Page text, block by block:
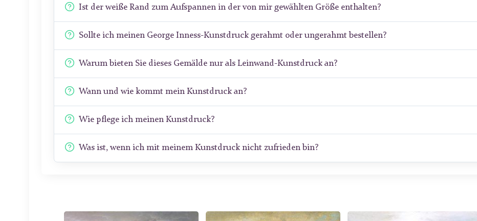
Ist der weiße Rand zum Aufspannen in der von mir gewählten Größe enthalten?
Sollte ich meinen George Inness-Kunstdruck gerahmt oder ungerahmt bestellen?
Warum bieten Sie dieses Gemälde nur als Leinwand-Kunstdruck an?
Wann und wie kommt mein Kunstdruck an?
Wie pflege ich meinen Kunstdruck?
Was ist, wenn ich mit meinem Kunstdruck nicht zufrieden bin?